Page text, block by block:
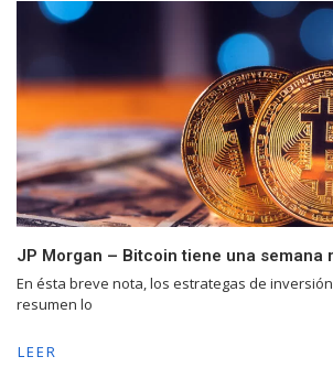
JP Morgan – Bitcoin tiene una semana
En ésta breve nota, los estrategas de inversión
resumen lo
LEER